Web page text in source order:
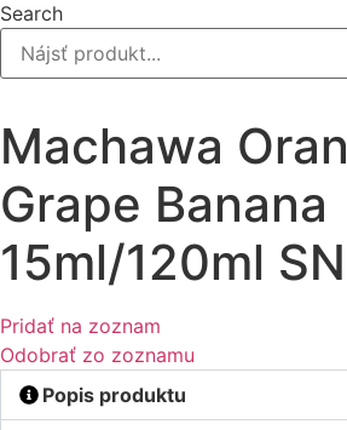
Search
Machawa
Grape Banana
15ml/120ml
Pridať na zoznam
Odobrať zo zoznamu
Popis produktu